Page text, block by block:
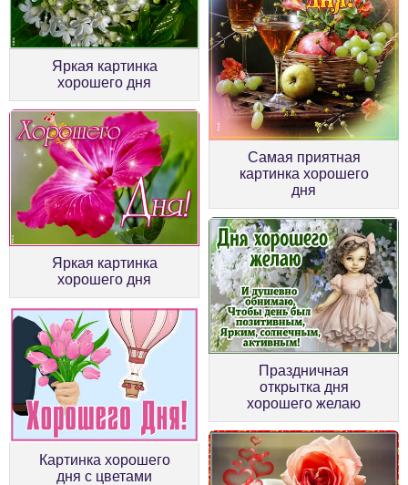
Яркая картинка
хорошего дня
Самая приятная
картинка хорошего
дня
Яркая картинка
хорошего дня
Праздничная
открытка дня
хорошего желаю
Картинка хорошего
дня с цветами